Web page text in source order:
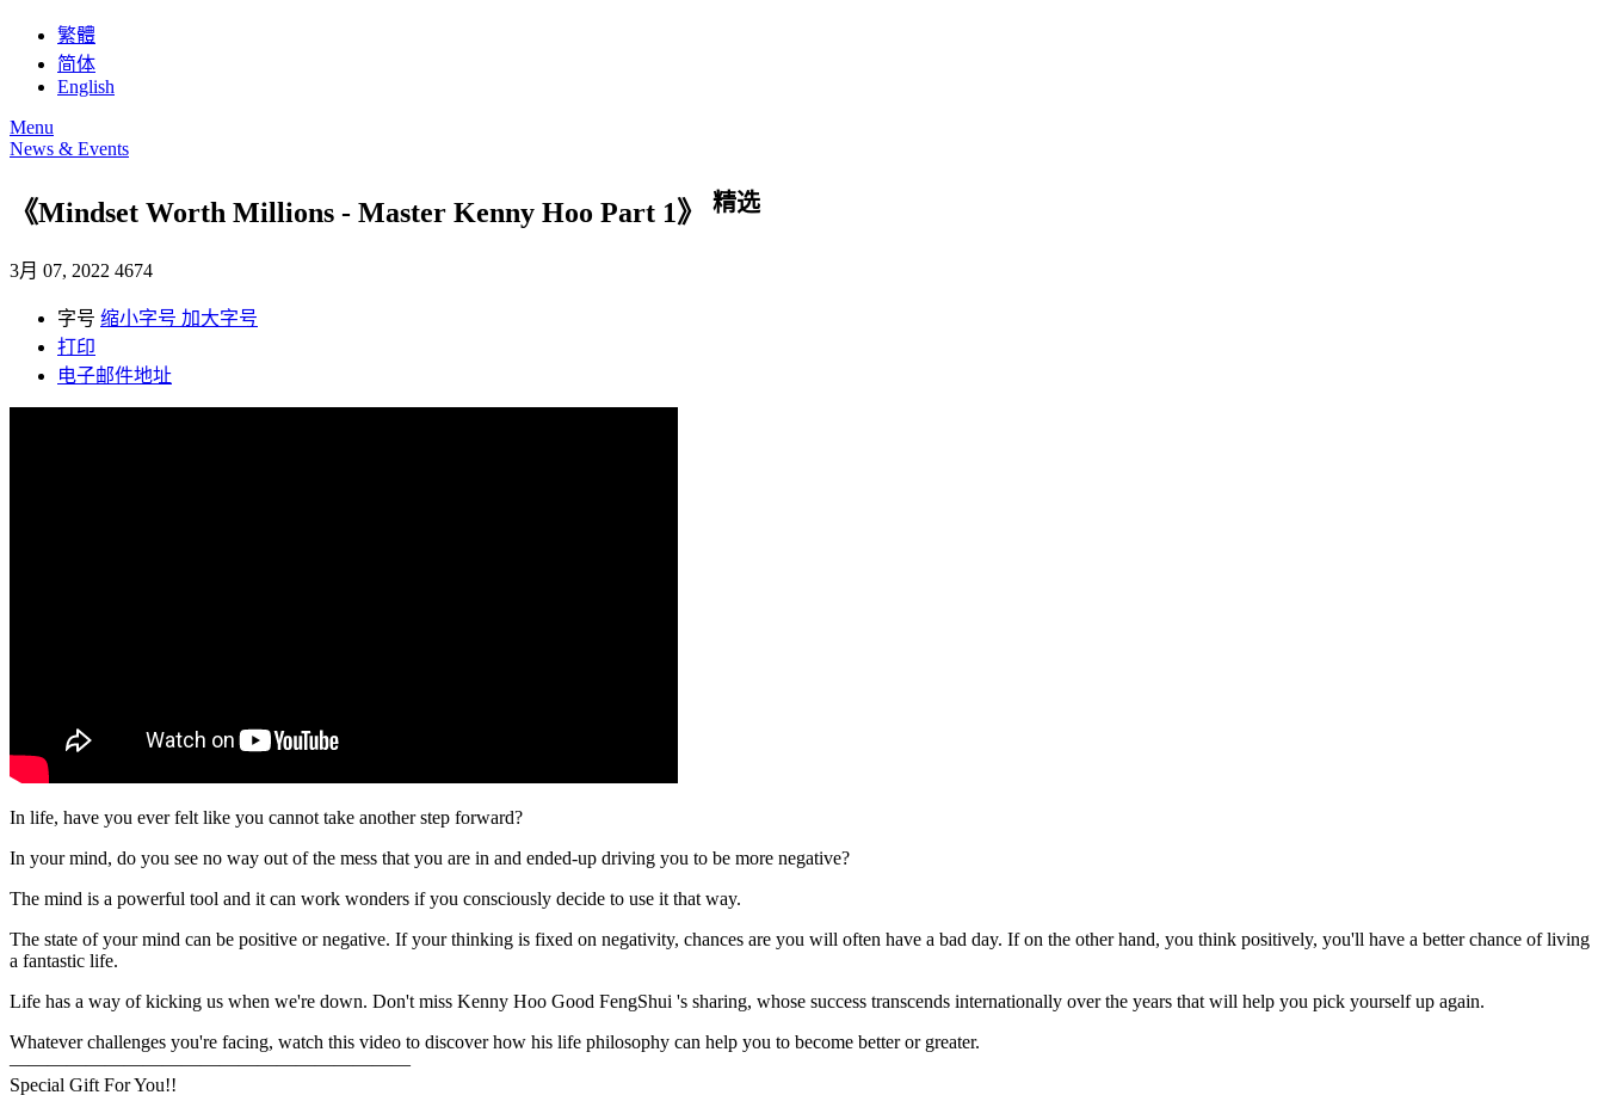
繁體
简体
English
Menu
News & Events
《Mindset Worth Millions - Master Kenny Hoo Part 1》 精选
3月 07, 2022 4674
字号 缩小字号 加大字号
打印
电子邮件地址
In life, have you ever felt like you cannot take another step forward?
In your mind, do you see no way out of the mess that you are in and ended-up driving you to be more negative?
The mind is a powerful tool and it can work wonders if you consciously decide to use it that way.
The state of your mind can be positive or negative. If your thinking is fixed on negativity, chances are you will often have a bad day. If on the other hand, you think positively, you'll have a better chance of living
a fantastic life.
Life has a way of kicking us when we're down. Don't miss Kenny Hoo Good FengShui 's sharing, whose success transcends internationally over the years that will help you pick yourself up again.
Whatever challenges you're facing, watch this video to discover how his life philosophy can help you to become better or greater.
—————————————————————
Special Gift For You!!